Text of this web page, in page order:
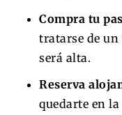
Compra tu
tratarse de un
será alta.
Reserva
quedarte en